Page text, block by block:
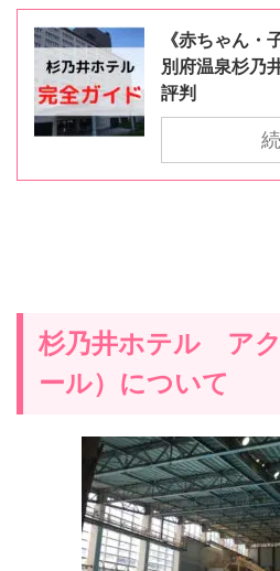
《赤ちゃん・
別府温泉杉乃
評判
杉乃井ホテル ア
ール）について